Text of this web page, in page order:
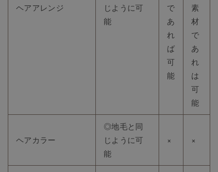
ヘアアレンジ
じように可
能
で
あ
れ
ば
可
能
素
材
で
あ
れ
は
可
能
ヘアカラー
◎地毛と同
じように可
能
× ×